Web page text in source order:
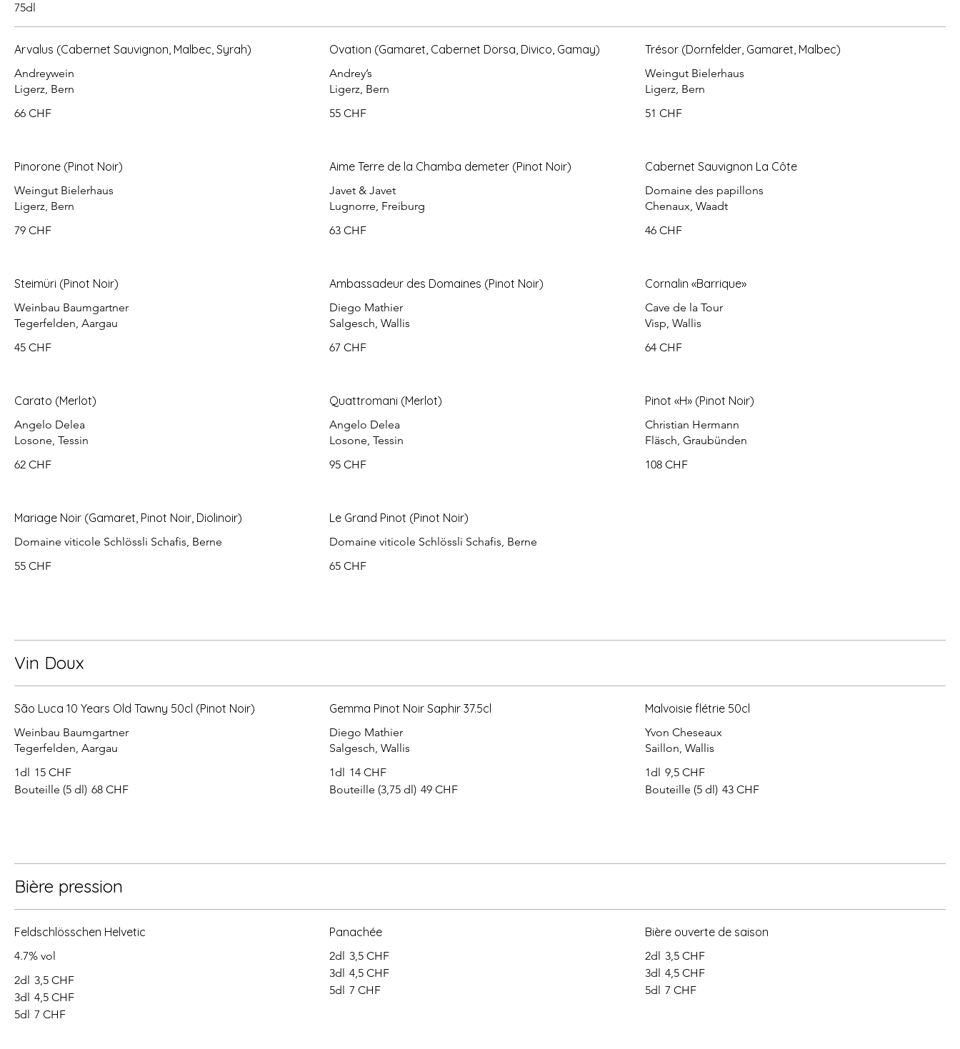
75dl
Arvalus (Cabernet Sauvignon, Malbec, Syrah)
Andreywein
Ligerz, Bern
66 CHF
Ovation (Gamaret, Cabernet Dorsa, Divico, Gamay)
Andrey’s
Ligerz, Bern
55 CHF
Trésor (Dornfelder, Gamaret, Malbec)
Weingut Bielerhaus
Ligerz, Bern
51 CHF
Pinorone (Pinot Noir)
Weingut Bielerhaus
Ligerz, Bern
79 CHF
Aime Terre de la Chamba demeter (Pinot Noir)
Javet & Javet
Lugnorre, Freiburg
63 CHF
Cabernet Sauvignon La Côte
Domaine des papillons
Chenaux, Waadt
46 CHF
Steimüri (Pinot Noir)
Weinbau Baumgartner
Tegerfelden, Aargau
45 CHF
Ambassadeur des Domaines (Pinot Noir)
Diego Mathier
Salgesch, Wallis
67 CHF
Cornalin «Barrique»
Cave de la Tour
Visp, Wallis
64 CHF
Carato (Merlot)
Angelo Delea
Losone, Tessin
62 CHF
Quattromani (Merlot)
Angelo Delea
Losone, Tessin
95 CHF
Pinot «H» (Pinot Noir)
Christian Hermann
Fläsch, Graubünden
108 CHF
Mariage Noir (Gamaret, Pinot Noir, Diolinoir)
Domaine viticole Schlössli Schafis, Berne
55 CHF
Le Grand Pinot (Pinot Noir)
Domaine viticole Schlössli Schafis, Berne
65 CHF
Vin Doux
São Luca 10 Years Old Tawny 50cl (Pinot Noir)
Weinbau Baumgartner
Tegerfelden, Aargau
1dl 15 CHF
Bouteille (5 dl) 68 CHF
Gemma Pinot Noir Saphir 37.5cl
Diego Mathier
Salgesch, Wallis
1dl 14 CHF
Bouteille (3,75 dl) 49 CHF
Malvoisie flétrie 50cl
Yvon Cheseaux
Saillon, Wallis
1dl 9,5 CHF
Bouteille (5 dl) 43 CHF
Bière pression
Feldschlösschen Helvetic
4.7% vol
2dl 3,5 CHF
3dl 4,5 CHF
5dl 7 CHF
Panachée
2dl 3,5 CHF
3dl 4,5 CHF
5dl 7 CHF
Bière ouverte de saison
2dl 3,5 CHF
3dl 4,5 CHF
5dl 7 CHF